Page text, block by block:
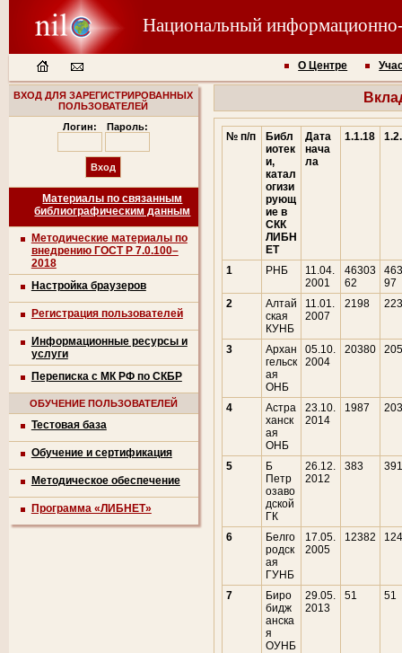
Национальный
О Центре
ВХОД ДЛЯ ЗАРЕГИСТРИРОВАННЫХ
ПОЛЬЗОВАТЕЛЕЙ
Логин:
Пароль:
Материалы по связанным
библиографическим данным
Методические материалы по
внедрению ГОСТ Р 7.0.100–
2018
Настройка браузеров
Регистрация пользователей
Информационные ресурсы и
услуги
Переписка с МК РФ по СКБР
ОБУЧЕНИЕ ПОЛЬЗОВАТЕЛЕЙ
Тестовая база
Обучение и сертификация
Методическое обеспечение
Программа «ЛИБНЕТ»
№ п/п
Библ
иотек
и,
катал
огизи
рующ
ие в
СКК
ЛИБН
ЕТ
Дата
нача
ла
1.1.18
1 РНБ
11.04.
2001
46303
62
97
2
Алтай
ская
КУНБ
11.01.
2007
2198
3
Архан
гельск
ая
ОНБ
05.10.
2004
20380
4
Астра
ханск
ая
ОНБ
23.10.
2014
1987
5
Б
Петр
озаво
дской
ГК
26.12.
2012
383 391
6
Белго
родск
ая
ГУНБ
17.05.
2005
12382
7
Биро
бидж
анска
я
ОУНБ
29.05.
2013
51 51